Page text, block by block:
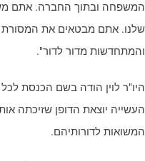
ובתוך החברה. אתם
אתם מבטאים את המסורת
מדור לדור".
לוין הודה בשם הכנסת
יוצאת הדופן שזיכתה
לדורותיהם.